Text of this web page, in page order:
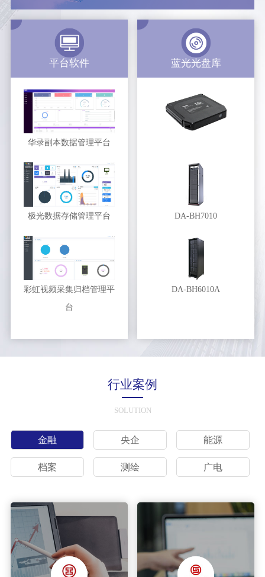
平台软件
华录副本数据管理平台
极光数据存储管理平台
彩虹视频采集归档管理平
台
蓝光光盘库
DA-BH7010
DA-BH6010A
行业案例
SOLUTION
金融 央企 能源
档案 测绘 广电